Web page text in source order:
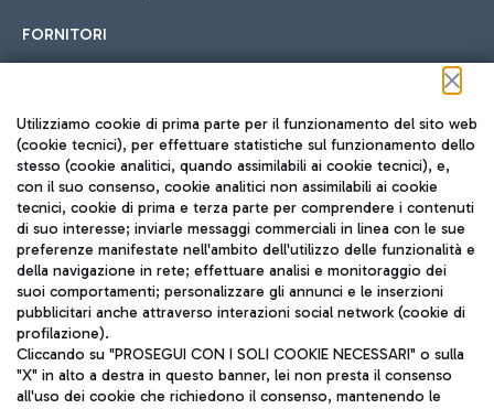
FORNITORI
Seguici sui social
TRAVEL JOURNAL
ITA
Utilizziamo cookie di prima parte per il funzionamento del sito web
(cookie tecnici), per effettuare statistiche sul funzionamento dello
stesso (cookie analitici, quando assimilabili ai cookie tecnici), e,
con il suo consenso, cookie analitici non assimilabili ai cookie
tecnici, cookie di prima e terza parte per comprendere i contenuti
di suo interesse; inviarle messaggi commerciali in linea con le sue
preferenze manifestate nell'ambito dell'utilizzo delle funzionalità e
della navigazione in rete; effettuare analisi e monitoraggio dei
suoi comportamenti; personalizzare gli annunci e le inserzioni
pubblicitari anche attraverso interazioni social network (cookie di
profilazione).
Cliccando su "PROSEGUI CON I SOLI COOKIE NECESSARI" o sulla
"X" in alto a destra in questo banner, lei non presta il consenso
all'uso dei cookie che richiedono il consenso, mantenendo le